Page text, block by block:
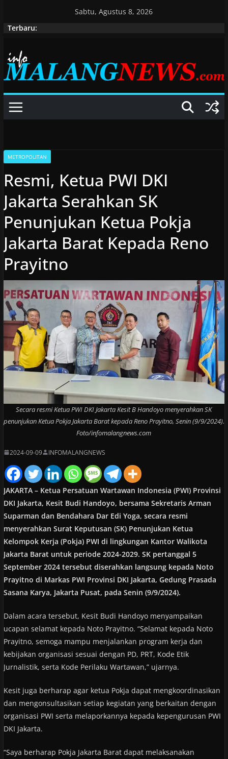
Sabtu, Agustus 8, 2026
Terbaru:
METROPOLITAN
Resmi, Ketua PWI DKI
Jakarta Serahkan SK
Penunjukan Ketua Pokja
Jakarta Barat Kepada Reno
Prayitno
Secara resmi Ketua PWI DKI Jakarta Kesit B Handoyo menyerahkan SK
penunjukan Ketua Pokja Jakarta Barat kepada Reno Prayitno, Senin (9/9/2024).
Foto/infomalangnews.com
2024-09-09 INFOMALANGNEWS
JAKARTA – Ketua Persatuan Wartawan Indonesia (PWI) Provinsi
DKI Jakarta, Kesit Budi Handoyo, bersama Sekretaris Arman
Suparman dan Bendahara Dar Edi Yoga, secara resmi
menyerahkan Surat Keputusan (SK) Penunjukan Ketua
Kelompok Kerja (Pokja) PWI di lingkungan Kantor Walikota
Jakarta Barat untuk periode 2024-2029. SK pertanggal 5
September 2024 tersebut diserahkan langsung kepada Noto
Prayitno di Markas PWI Provinsi DKI Jakarta, Gedung Prasada
Sasana Karya, Jakarta Pusat, pada Senin (9/9/2024).
Dalam acara tersebut, Kesit Budi Handoyo menyampaikan
ucapan selamat kepada Noto Prayitno. “Selamat kepada Noto
Prayitno, semoga mampu menjalankan program kerja dan
kebijakan organisasi sesuai dengan PD, PRT, Kode Etik
Jurnalistik, serta Kode Perilaku Wartawan,” ujarnya.
Kesit juga berharap agar ketua Pokja dapat mengkoordinasikan
dan mengonsultasikan setiap kegiatan yang berkaitan dengan
organisasi PWI serta melaporkannya kepada kepengurusan PWI
DKI Jakarta.
“Saya berharap Pokja Jakarta Barat dapat melaksanakan